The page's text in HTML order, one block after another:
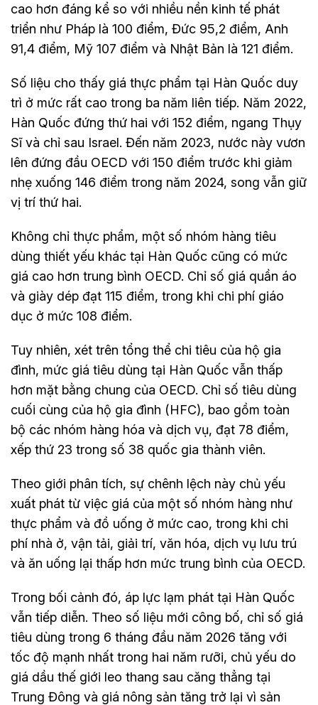
cao hơn đáng kể so với nhiều nền kinh tế phát
triển như Pháp là 100 điểm, Đức 95,2 điểm, Anh
91,4 điểm, Mỹ 107 điểm và Nhật Bản là 121 điểm.
Số liệu cho thấy giá thực phẩm tại Hàn Quốc duy
trì ở mức rất cao trong ba năm liên tiếp. Năm 2022,
Hàn Quốc đứng thứ hai với 152 điểm, ngang Thụy
Sĩ và chỉ sau Israel. Đến năm 2023, nước này vươn
lên đứng đầu OECD với 150 điểm trước khi giảm
nhẹ xuống 146 điểm trong năm 2024, song vẫn giữ
vị trí thứ hai.
Không chỉ thực phẩm, một số nhóm hàng tiêu
dùng thiết yếu khác tại Hàn Quốc cũng có mức
giá cao hơn trung bình OECD. Chỉ số giá quần áo
và giày dép đạt 115 điểm, trong khi chi phí giáo
dục ở mức 108 điểm.
Tuy nhiên, xét trên tổng thể chi tiêu của hộ gia
đình, mức giá tiêu dùng tại Hàn Quốc vẫn thấp
hơn mặt bằng chung của OECD. Chỉ số tiêu dùng
cuối cùng của hộ gia đình (HFC), bao gồm toàn
bộ các nhóm hàng hóa và dịch vụ, đạt 78 điểm,
xếp thứ 23 trong số 38 quốc gia thành viên.
Theo giới phân tích, sự chênh lệch này chủ yếu
xuất phát từ việc giá của một số nhóm hàng như
thực phẩm và đồ uống ở mức cao, trong khi chi
phí nhà ở, vận tải, giải trí, văn hóa, dịch vụ lưu trú
và ăn uống lại thấp hơn mức trung bình của OECD.
Trong bối cảnh đó, áp lực lạm phát tại Hàn Quốc
vẫn tiếp diễn. Theo số liệu mới công bố, chỉ số giá
tiêu dùng trong 6 tháng đầu năm 2026 tăng với
tốc độ mạnh nhất trong hai năm rưỡi, chủ yếu do
giá dầu thế giới leo thang sau căng thẳng tại
Trung Đông và giá nông sản tăng trở lại vì sản